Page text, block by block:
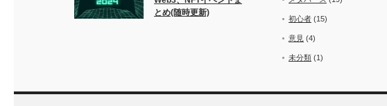
とめ(随時更新)
初心者 (15)
意見 (4)
未分類 (1)